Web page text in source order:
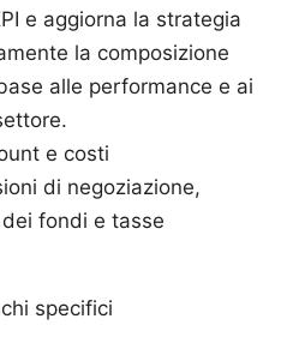
e aggiorna la strategia
la composizione
alle performance e ai
e costi
di negoziazione,
fondi e tasse
specifici